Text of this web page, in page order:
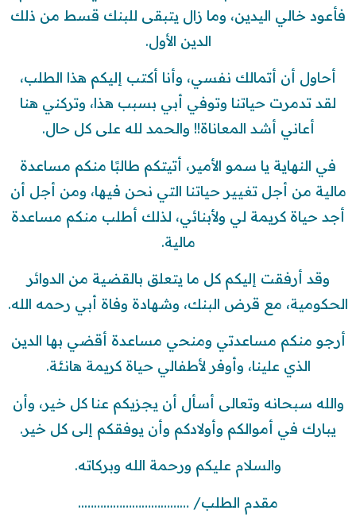
فأعود خالي اليدين، وما زال يتبقى للبنك قسط من ذلك
الدين الأول.
أحاول أن أتمالك نفسي، وأنا أكتب إليكم هذا الطلب،
لقد تدمرت حياتنا وتوفي أبي بسبب هذا، وتركني هنا
أعاني أشد المعاناة!! والحمد لله على كل حال.
في النهاية يا سمو الأمير، أتيتكم طالبًا منكم مساعدة
مالية من أجل تغيير حياتنا التي نحن فيها، ومن أجل أن
أجد حياة كريمة لي ولأبنائي، لذلك أطلب منكم مساعدة
مالية.
وقد أرفقت إليكم كل ما يتعلق بالقضية من الدوائر
الحكومية، مع قرض البنك، وشهادة وفاة أبي رحمه الله.
أرجو منكم مساعدتي ومنحي مساعدة أقضي بها الدين
الذي علينا، وأوفر لأطفالي حياة كريمة هانئة.
والله سبحانه وتعالى أسأل أن يجزيكم عنا كل خير، وأن
يبارك في أموالكم وأولادكم وأن يوفقكم إلى كل خير.
والسلام عليكم ورحمة الله وبركاته.
مقدم الطلب/ ……………………………..